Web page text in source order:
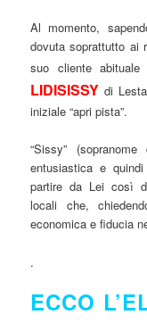
Al momento,
dovuta soprattutto ai
suo cliente
LIDISISSY di
iniziale “apri pista”.
“Sissy”
entusiastica e
partire da Lei così
locali che,
economica e fiducia
.
ECCO